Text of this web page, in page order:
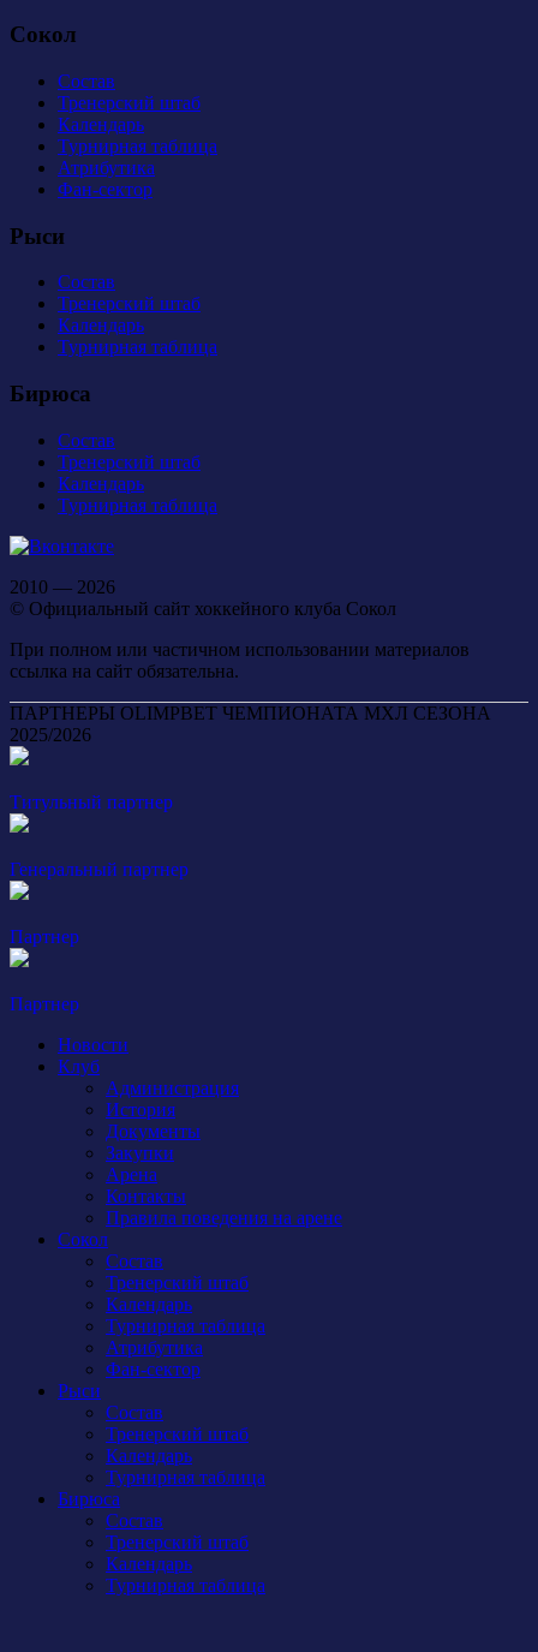
Сокол
Состав
Тренерский штаб
Календарь
Турнирная таблица
Атрибутика
Фан-сектор
Рыси
Состав
Тренерский штаб
Календарь
Турнирная таблица
Бирюса
Состав
Тренерский штаб
Календарь
Турнирная таблица
2010 — 2026
© Официальный сайт хоккейного клуба Сокол
При полном или частичном использовании материалов
ссылка на сайт обязательна.
ПАРТНЕРЫ OLIMPBET ЧЕМПИОНАТА МХЛ СЕЗОНА
2025/2026
Титульный партнер
Генеральный партнер
Партнер
Партнер
Новости
Клуб
Администрация
История
Документы
Закупки
Арена
Контакты
Правила поведения на арене
Сокол
Состав
Тренерский штаб
Календарь
Турнирная таблица
Атрибутика
Фан-сектор
Рыси
Состав
Тренерский штаб
Календарь
Турнирная таблица
Бирюса
Состав
Тренерский штаб
Календарь
Турнирная таблица